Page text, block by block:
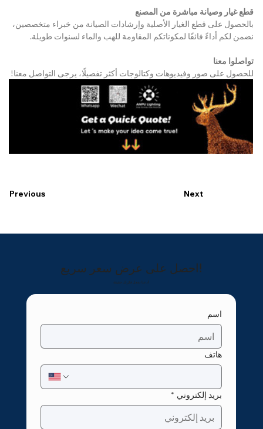
قطع غيار وصيانة مباشرة من المصنع
بالحصول على قطع الغيار الأصلية وإرشادات الصيانة من خبراء متخصصين،
نضمن لكم أداءً فائقًا لمكوناتكم المقاومة للهب والماء لسنوات طويلة.
تواصلوا معنا
للحصول على صور وفيديوهات وكتالوجات أكثر تفصيلًا، يرجى التواصل معنا!
Previous Next
احصل على عرض سعر سريع!
دعنا نجعل فكرتك حقيقة!
اسم
هاتف
بريد إلكتروني *